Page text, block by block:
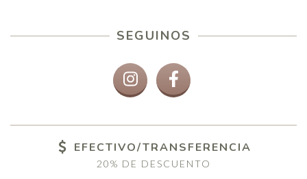
SEGUINOS
EFECTIVO/TRANSFERENCIA
20% DE DESCUENTO